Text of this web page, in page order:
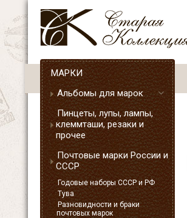
МАРКИ
Альбомы для марок
Пинцеты, лупы, лампы,
клеммташи, резаки и
прочее
Почтовые марки России и
СССР
Годовые наборы СССР и РФ
Тува
Разновидности и браки
почтовых марок